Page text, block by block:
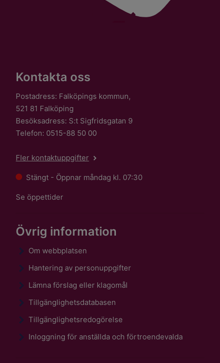
Kontakta oss
Postadress: Falköpings kommun,
521 81 Falköping
Besöksadress: S:t Sigfridsgatan 9
Telefon: 0515-88 50 00
Fler kontaktuppgifter
Stängt - Öppnar måndag kl. 07:30
Se öppettider
Övrig information
Om webbplatsen
Hantering av personuppgifter
Lämna förslag eller klagomål
Tillgänglighetsdatabasen
Tillgänglighetsredogörelse
Inloggning för anställda och förtroendevalda